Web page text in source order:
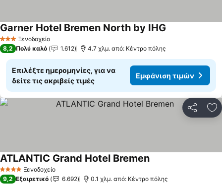
3 ΑστέριαΞενοδοχείο
Garner Hotel Bremen North by IHG
8,2 Πολύ καλό 1.612 4.7 χλμ. από: Κέντρο πόλης
Επιλέξτε ημερομηνίες, για να
δείτε τις ακριβείς τιμές
Εμφάνιση τιμών
4 ΑστέριαΞενοδοχείο
ATLANTIC Grand Hotel BremenΕμφάνιση τιμών
9,2 Εξαιρετικό 6.692 0.1 χλμ. από: Κέντρο πόλης